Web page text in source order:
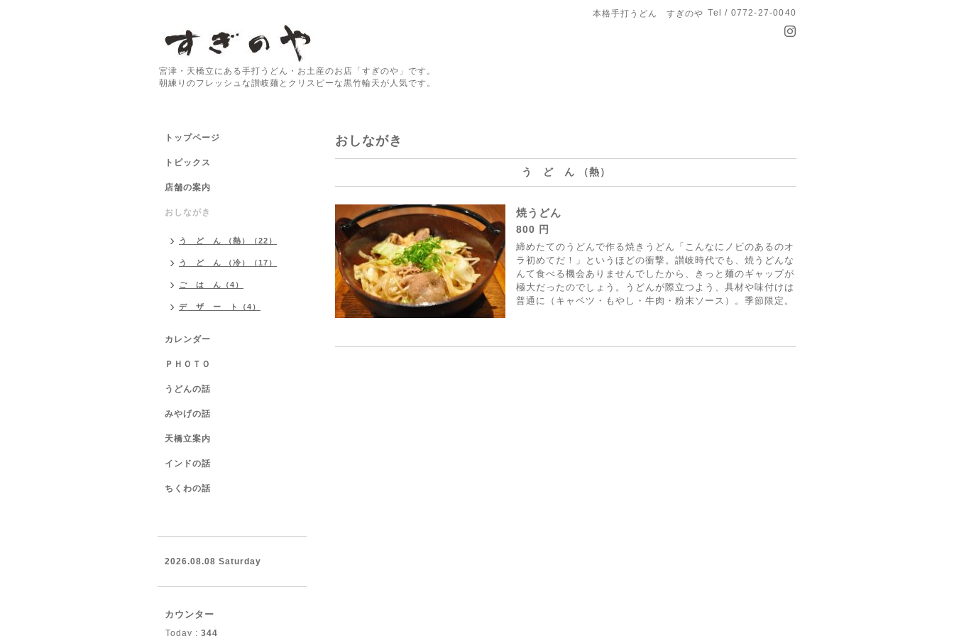
本格手打うどん すぎのや Tel / 0772-27-0040
宮津・天橋立にある手打うどん・お土産のお店「すぎのや」です。
朝練りのフレッシュな讃岐麺とクリスピーな黒竹輪天が人気です。
おしながき
う ど ん （熱）
焼うどん
800 円
締めたてのうどんで作る焼きうどん「こんなにノビのあるのオ
ラ初めてだ！」というほどの衝撃。讃岐 時代でも、焼うどんな
んて食べる機会ありませんでしたから、きっと麺のギャップが
極大だったのでしょう。うどんが際立つよう、具材や味付けは
普通に（キャベツ・もやし・牛肉・粉末ソース）。季節限定。
トップページ
トピックス
店舗の案内
おしながき
う ど ん （熱）（22）
う ど ん （冷）（17）
ご は ん（4）
デ ザ ー ト（4）
カレンダー
ＰＨＯＴＯ
うどんの話
みやげの話
天橋立案内
インドの話
ちくわの話
2026.08.08 Saturday
カウンター
Today : 344